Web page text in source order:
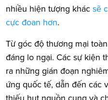
nhiều hiện tượng khác sẽ
cực đoan hơn.
Từ góc độ thương mại
đáng lo ngại. Các sự kiện
ra những gián đoạn
ứng quốc tế, dẫn đến các